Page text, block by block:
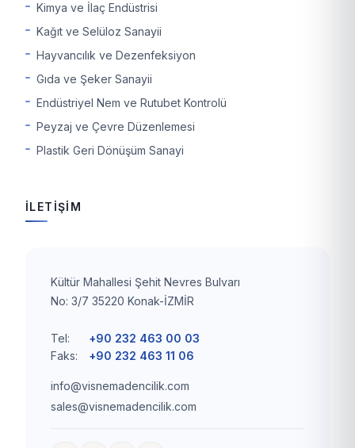
Kimya ve İlaç Endüstrisi
Kağıt ve Selüloz Sanayii
Hayvancılık ve Dezenfeksiyon
Gıda ve Şeker Sanayii
Endüstriyel Nem ve Rutubet Kontrolü
Peyzaj ve Çevre Düzenlemesi
Plastik Geri Dönüşüm Sanayi
İLETİŞİM
Kültür Mahallesi Şehit Nevres Bulvarı
No: 3/7 35220 Konak-İZMİR
Tel:
+90 232 463 00 03
Faks:
+90 232 463 11 06
info@visnemadencilik.com
sales@visnemadencilik.com